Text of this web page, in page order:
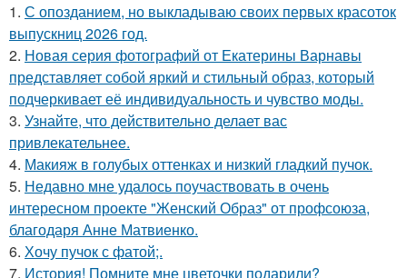
1. С опозданием, но выкладываю своих первых красоток
выпускниц 2026 год.
2. Новая серия фотографий от Екатерины Варнавы
представляет собой яркий и стильный образ, который
подчеркивает её индивидуальность и чувство моды.
3. Узнайте, что действительно делает вас
привлекательнее.
4. Макияж в голубых оттенках и низкий гладкий пучок.
5. Недавно мне удалось поучаствовать в очень
интересном проекте "Женский Образ" от профсоюза,
благодаря Анне Матвиенко.
6. Хочу пучок с фатой;.
7. История! Помните мне цветочки подарили?